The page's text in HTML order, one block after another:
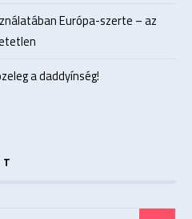
Európa-szerte – az
a daddyínség!